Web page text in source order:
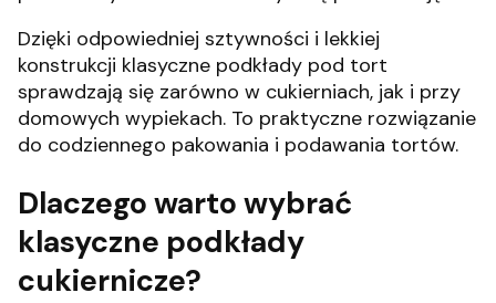
Dzięki odpowiedniej sztywności i lekkiej
konstrukcji klasyczne podkłady pod tort
sprawdzają się zarówno w cukierniach, jak i przy
domowych wypiekach. To praktyczne rozwiązanie
do codziennego pakowania i podawania tortów.
Dlaczego warto wybrać
klasyczne podkłady
cukiernicze?